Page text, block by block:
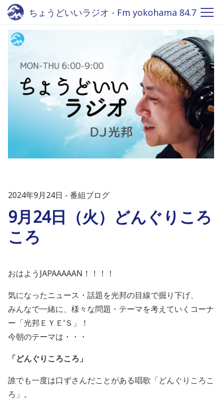
ちょうどいいラジオ - Fm yokohama 84.7
2024年9月24日 番組ブログ
9月24日（火）どんぐりころ
ころ
おはようJAPAAAAAN！！！！
気になったニュース・話題を光邦の目線で掘り下げ、
みんなで一緒に、様々な問題・テーマを考えていくコーナ
ー「光邦ＥＹＥ’Ｓ」！
今朝のテーマは・・・
「どんぐりころころ 」
誰でも一度は口ずさんだことがある唱歌「どんぐりころこ
ろ」。